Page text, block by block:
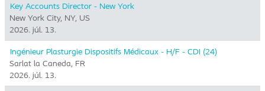
Key Accounts Director - New York
New York City, NY, US
2026. júl. 13.
Ingénieur Plasturgie Dispositifs Médicaux - H/F - CDI (24)
Sarlat la Caneda, FR
2026. júl. 13.